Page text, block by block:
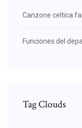
Canzone celtica
Funciones del
Tag Clouds